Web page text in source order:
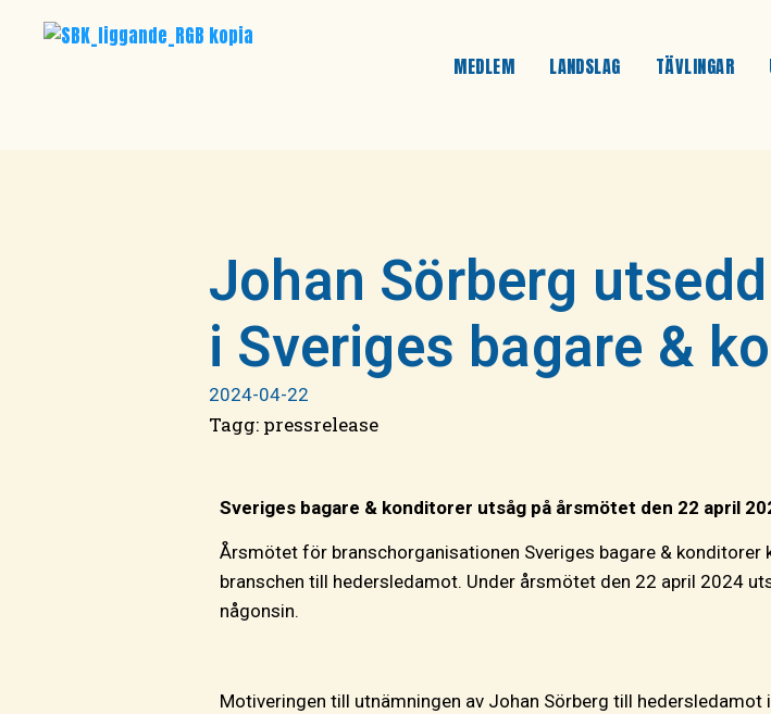
MEDLEM LANDSLAG TÄVLINGAR
Johan Sörberg
i Sveriges bagare &
2024-04-22
Tagg: pressrelease
Sveriges bagare & konditorer utsåg på årsmötet den 22 april
Årsmötet för branschorganisationen Sveriges bagare &
branschen till hedersledamot. Under årsmötet den 22 april 2024
någonsin.
Motiveringen till utnämningen av Johan Sörberg till hedersledamot